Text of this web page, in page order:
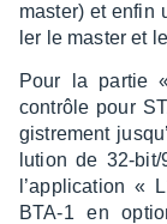
master) et enfin
ler le master et
Pour la partie
contrôle pour
gis­tre­ment
lu­tion de 32-
l’ap­pli­ca­tion «
BTA-1 en